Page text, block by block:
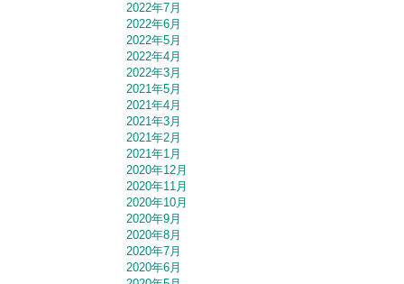
2022年7月
2022年6月
2022年5月
2022年4月
2022年3月
2021年5月
2021年4月
2021年3月
2021年2月
2021年1月
2020年12月
2020年11月
2020年10月
2020年9月
2020年8月
2020年7月
2020年6月